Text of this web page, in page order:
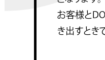
お客様と
き出すとき